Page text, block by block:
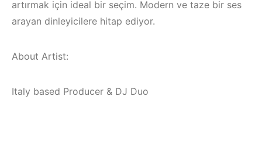
Çeşme / Bodrum
artırmak için ideal bir seçim. Modern ve taze bir ses
arayan dinleyicilere hitap ediyor.
About Artist:
Italy based Producer & DJ Duo